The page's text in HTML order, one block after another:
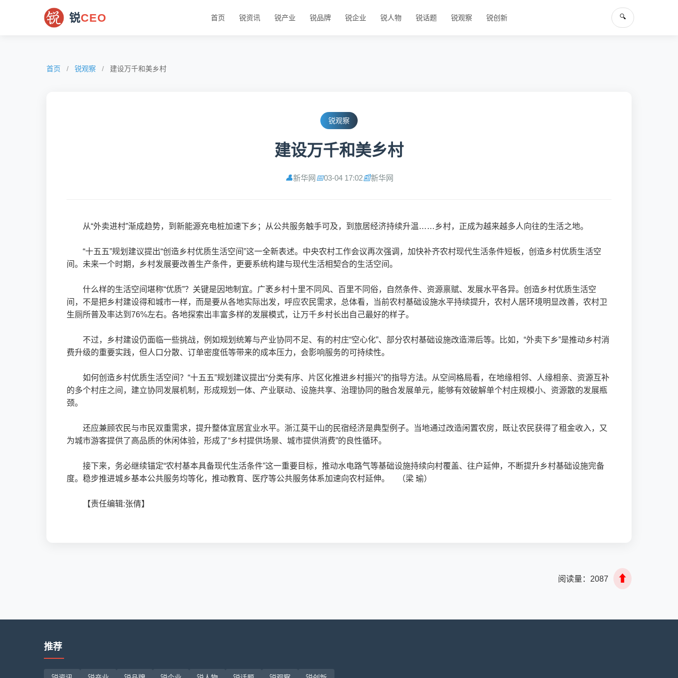
锐CEO 首页 锐资讯 锐产业 锐品牌 锐企业 锐人物 锐话题 锐观察 锐创新 🔍
首页 / 锐观察 / 建设万千和美乡村
锐观察
建设万千和美乡村
👤新华网 📅03-04 17:02📰新华网
从“外卖进村”渐成趋势，到新能源充电桩加速下乡；从公共服务触手可及，到旅居经济持续升温……乡村，正成为越来越多人向往的生活之地。
“十五五”规划建议提出“创造乡村优质生活空间”这一全新表述。中央农村工作会议再次强调，加快补齐农村现代生活条件短板，创造乡村优质生活空
间。未来一个时期，乡村发展要改善生产条件，更要系统构建与现代生活相契合的生活空间。
什么样的生活空间堪称“优质”？关键是因地制宜。广袤乡村十里不同风、百里不同俗，自然条件、资源禀赋、发展水平各异。创造乡村优质生活空
间，不是把乡村建设得和城市一样，而是要从各地实际出发，呼应农民需求，总体看，当前农村基础设施水平持续提升，农村人居环境明显改善，农村卫
生厕所普及率达到76%左右。各地探索出丰富多样的发展模式，让万千乡村长出自己最好的样子。
不过，乡村建设仍面临一些挑战，例如规划统筹与产业协同不足、有的村庄“空心化”、部分农村基础设施改造滞后等。比如，“外卖下乡”是推动乡村消
费升级的重要实践，但人口分散、订单密度低等带来的成本压力，会影响服务的可持续性。
如何创造乡村优质生活空间？“十五五”规划建议提出“分类有序、片区化推进乡村振兴”的指导方法。从空间格局看，在地缘相邻、人缘相亲、资源互补
的多个村庄之间，建立协同发展机制，形成规划一体、产业联动、设施共享、治理协同的融合发展单元，能够有效破解单个村庄规模小、资源散的发展瓶
颈。
还应兼顾农民与市民双重需求，提升整体宜居宜业水平。浙江莫干山的民宿经济是典型例子。当地通过改造闲置农房，既让农民获得了租金收入，又
为城市游客提供了高品质的休闲体验，形成了“乡村提供场景、城市提供消费”的良性循环。
接下来，务必继续锚定“农村基本具备现代生活条件”这一重要目标，推动水电路气等基础设施持续向村覆盖、往户延伸，不断提升乡村基础设施完备
度。稳步推进城乡基本公共服务均等化，推动教育、医疗等公共服务体系加速向农村延伸。 （梁 瑜）
【责任编辑:张倩】
阅读量： 2087 ⬆
推荐